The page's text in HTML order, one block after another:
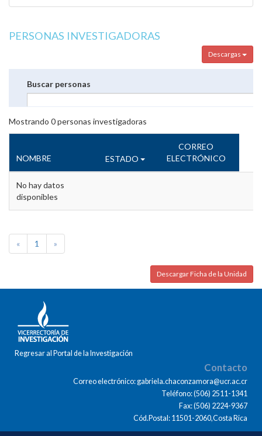
PERSONAS INVESTIGADORAS
Descargas
Buscar personas
Mostrando 0personas investigadoras
NOMBRE ESTADO
CORREO
ELECTRÓNICO
No hay datos
disponibles
« 1 »
Descargar Ficha de la Unidad
Regresar al Portal de la Investigación
Contacto
Correo electrónico: gabriela.chaconzamora@ucr.ac.cr
Teléfono: (506) 2511-1341
Fax: (506) 2224-9367
Cód.Postal: 11501-2060,Costa Rica